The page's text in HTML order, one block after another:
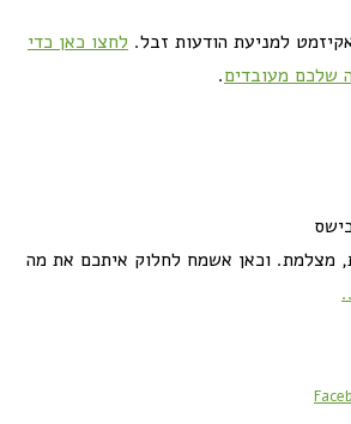
למניעת הודעות זבל. לחצו כאן כדי
שלכם מעובדים.
מצלמת. וכאן אשמח לחלוק איתכם את מה